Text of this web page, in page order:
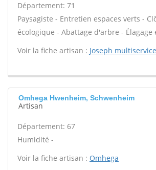
Département: 71
Paysagiste - Entretien espaces verts -
écologique - Abattage d'arbre - Élagage
Voir la fiche artisan : Joseph
Omhega Hwenheim, Schwenheim
Artisan
Département: 67
Humidité -
Voir la fiche artisan : Omhega